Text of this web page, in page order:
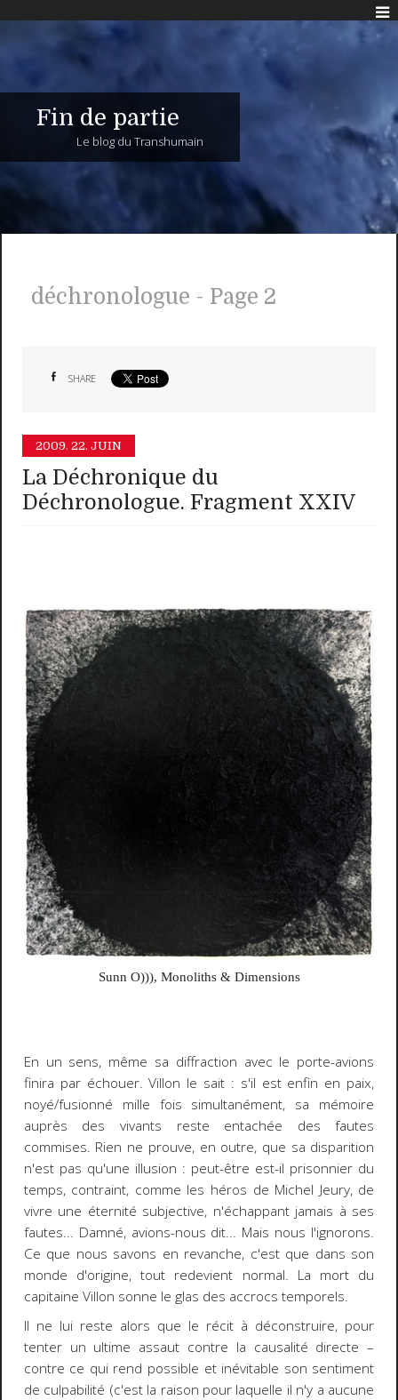
Fin de partie
Le blog du Transhumain
déchronologue - Page 2
SHARE
2009. 22. JUIN
La Déchronique du
Déchronologue. Fragment XXIV
Sunn O))), Monoliths & Dimensions
En un sens, même sa diffraction avec le porte-avions
finira par échouer. Villon le sait : s'il est enfin en paix,
noyé/fusionné mille fois simultanément, sa mémoire
auprès des vivants reste entachée des fautes
commises. Rien ne prouve, en outre, que sa disparition
n'est pas qu'une illusion : peut-être est-il prisonnier du
temps, contraint, comme les héros de Michel Jeury, de
vivre une éternité subjective, n'échappant jamais à ses
fautes... Damné, avions-nous dit... Mais nous l'ignorons.
Ce que nous savons en revanche, c'est que dans son
monde d'origine, tout redevient normal. La mort du
capitaine Villon sonne le glas des accrocs temporels.
Il ne lui reste alors que le récit à déconstruire, pour
tenter un ultime assaut contre la causalité directe–
contre ce qui rend possible et inévitable son sentiment
de culpabilité (c'est la raison pour laquelle il n'y a aucune